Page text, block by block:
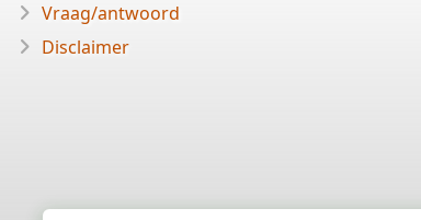
Vraag/antwoord
Disclaimer